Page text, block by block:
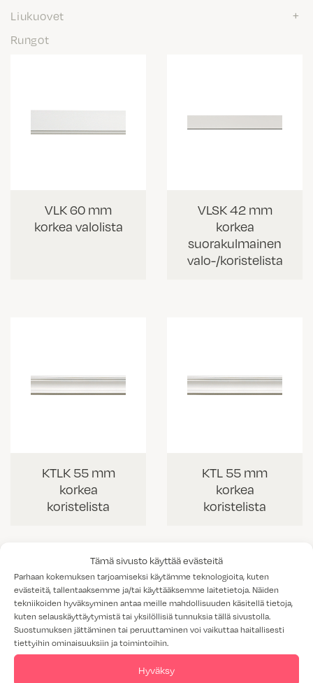
Tämä sivusto käyttää evästeitä
Parhaan kokemuksen tarjoamiseksi käytämme teknologioita, kuten
evästeitä, tallentaaksemme ja/tai käyttääksemme laitetietoja. Näiden
tekniikoiden hyväksyminen antaa meille mahdollisuuden käsitellä tietoja,
kuten selauskäyttäytymistä tai yksilöllisiä tunnuksia tällä sivustolla.
Suostumuksen jättäminen tai peruuttaminen voi vaikuttaa haitallisesti
tiettyihin ominaisuuksiin ja toimintoihin.
Hyväksy
Liukuovet
Rungot
VLK 60 mm
korkea valolista
VLSK 42 mm
korkea
suorakulmainen
valo-/koristelista
KTLK 55 mm
korkea
koristelista
KTL 55 mm
korkea
koristelista